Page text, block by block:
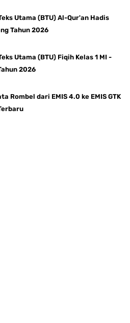
Utama (BTU) Al-Qur'an Hadis
Tahun 2026
Utama (BTU) Fiqih Kelas 1 MI -
2026
Rombel dari EMIS 4.0 ke EMIS GTK